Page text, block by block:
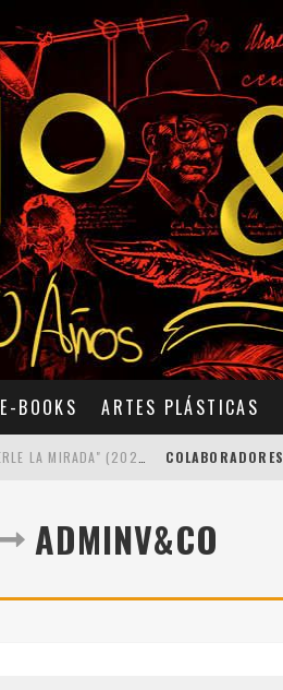
E-BOOKS ARTES PLÁSTICAS
COLABORADORES
ADMINV&CO